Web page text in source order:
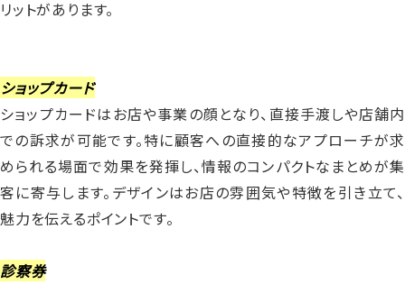
リットがあります。
ショップカード
ショップカードはお店や事業の顔となり、直接手渡しや店舗内
での訴求が可能です。特に顧客への直接的なアプローチが求
められる場面で効果を発揮し、情報のコンパクトなまとめが集
客に寄与します。デザインはお店の雰囲気や特徴を引き立て、
魅力を伝えるポイントです。
診察券